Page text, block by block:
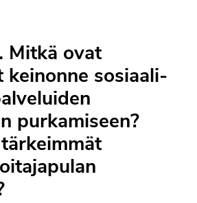
Mitkä ovat
keinonne sosiaali-
purkamiseen?